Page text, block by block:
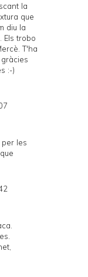
la
que
diu la
Els trobo
T'ha
:-)
les